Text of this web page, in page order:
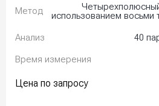
Метод
использованием восьми
Анализ
40
Время измерения
Цена по запросу